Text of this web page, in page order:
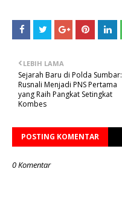
LEBIH LAMA
Sejarah Baru di Polda Sumbar:
Rusnali Menjadi PNS Pertama
yang Raih Pangkat Setingkat
Kombes
POSTING KOMENTAR
0 Komentar